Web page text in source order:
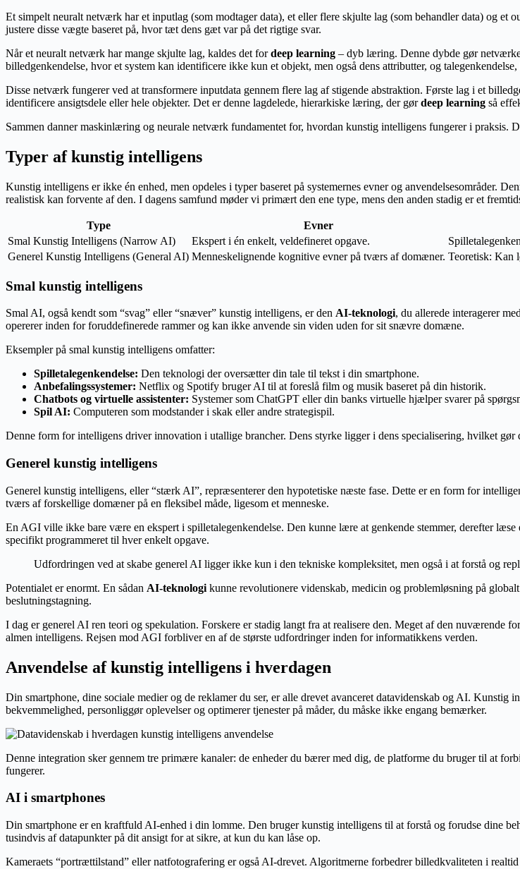
Et simpelt neuralt netværk har et inputlag (som modtager data), et eller flere skjulte lag (som behandler data) og
justere disse vægte baseret på, hvor tæt dens gæt var på det rigtige svar.
Når et neuralt netværk har mange skjulte lag, kaldes det fordeep learning – dyb læring. Denne dybde gør
billedgenkendelse, hvor et system kan identificere ikke kun et objekt, men også dens attributter, og
Disse netværk fungerer ved at transformere inputdata gennem flere lag af stigende abstraktion. Første lag i et
identificere ansigtsdele eller hele objekter. Det er denne lagdelede, hierarkiske læring, der gørdeep learning så
Sammen danner maskinlæring og neurale netværk fundamentet for, hvordan kunstig intelligens fungerer i praksis.
Typer af kunstig intelligens
Kunstig intelligens er ikke én enhed, men opdeles i typer baseret på systemernes evner og anvendelsesområder.
realistisk kan forvente af den. I dagens samfund møder vi primært den ene type, mens den anden stadig er et
Type Evner
Smal Kunstig Intelligens (Narrow AI)
Ekspert i én enkelt, veldefineret opgave.
Generel Kunstig Intelligens (General AI) Menneskelignende kognitive evner på tværs af domæner. Teoretisk: Kan
Smal kunstig intelligens
Smal AI, også kendt som “svag” eller “snæver” kunstig intelligens, er den AI-teknologi, du allerede interagerer
opererer inden for foruddefinerede rammer og kan ikke anvende sin viden uden for sit snævre domæne.
Eksempler på smal kunstig intelligens omfatter:
Spilletalegenkendelse: Den teknologi der oversætter din tale til tekst i din smartphone.
Anbefalingssystemer: Netflix og Spotify bruger AI til at foreslå film og musik baseret på din historik.
Chatbots og virtuelle assistenter: Systemer som ChatGPT eller din banks virtuelle hjælper svarer på
Spil AI: Computeren som modstander i skak eller andre strategispil.
Denne form for intelligens driver innovation i utallige brancher. Dens styrke ligger i dens specialisering, hvilket
Generel kunstig intelligens
Generel kunstig intelligens, eller “stærk AI”, repræsenterer den hypotetiske næste fase. Dette er en form for
tværs af forskellige domæner på en fleksibel måde, ligesom et menneske.
En AGI ville ikke bare være en ekspert i spilletalegenkendelse. Den kunne lære at genkende stemmer, derefter
specifikt programmeret til hver enkelt opgave.
Udfordringen ved at skabe generel AI ligger ikke kun i den tekniske kompleksitet, men også i at forstå og
Potentialet er enormt. En sådan AI-teknologi kunne revolutionere videnskab, medicin og problemløsning på
beslutningstagning.
I dag er generel AI ren teori og spekulation. Forskere er stadig langt fra at realisere den. Meget af den nuværende
almen intelligens. Rejsen mod AGI forbliver en af de største udfordringer inden for informatikkens verden.
Anvendelse af kunstig intelligens i hverdagen
Din smartphone, dine sociale medier og de reklamer du ser, er alle drevet avanceret datavidenskab og AI.
bekvemmelighed, personliggør oplevelser og optimerer tjenester på måder, du måske ikke engang bemærker.
Denne integration sker gennem tre primære kanaler: de enheder du bærer med dig, de platforme du bruger til at
fungerer.
AI i smartphones
Din smartphone er en kraftfuld AI-enhed i din lomme. Den bruger kunstig intelligens til at forstå og forudse dine
tusindvis af datapunkter på dit ansigt for at sikre, at kun du kan låse op.
Kameraets “portrættilstand” eller natfotografering er også AI-drevet. Algoritmerne forbedrer billedkvaliteten i